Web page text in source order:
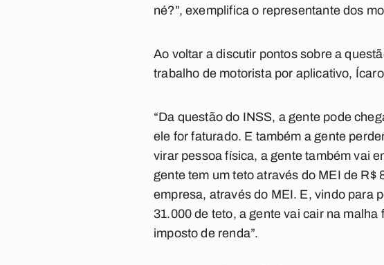
né?”, exemplifica o representante dos
Ao voltar a discutir pontos sobre a
trabalho de motorista por aplicativo,
“Da questão do INSS, a gente pode
ele for faturado. E também a gente
virar pessoa física, a gente também vai
gente tem um teto através do MEI de
empresa, através do MEI. E, vindo para
31.000 de teto, a gente vai cair na
imposto de renda”.